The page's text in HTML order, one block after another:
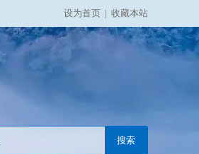
设为首页 | 收藏本站